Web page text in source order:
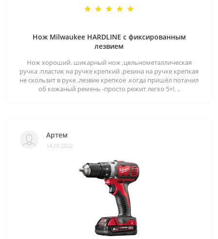
Нож Milwaukee HARDLINE с фиксированным
лезвием
Нож хороший. шикарный нож ,цельнометаллическая
ручка .пластик на ручке крепкий ,резина на ручке крепкая
не скользит в руке .лезвие крепкое .когда пришёл потачил
об кожаный ремень -просто режит легко 5+!. ..
Артем
14.03.2022